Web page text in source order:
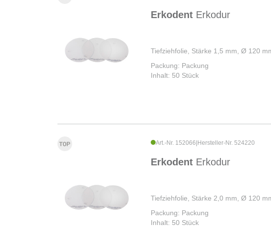
Erkodent Erkodur
Tiefziehfolie, Stärke 1,5 mm, Ø 120
Packung: Packung
Inhalt: 50 Stück
Art.-Nr. 152066 Hersteller-Nr. 524220
Erkodent Erkodur
Tiefziehfolie, Stärke 2,0 mm, Ø 120
Packung: Packung
Inhalt: 50 Stück